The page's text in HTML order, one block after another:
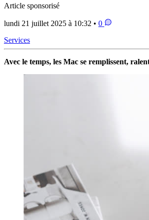
Article sponsorisé
lundi 21 juillet 2025 à 10:32 • 0
Services
Avec le temps, les Mac se remplissent,